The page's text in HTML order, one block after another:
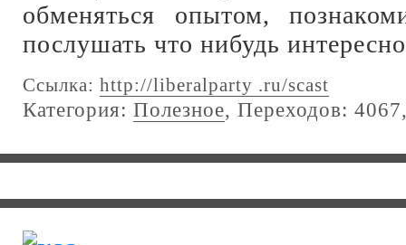
обменяться опытом,
послушать что нибудь
Ссылка: http://liberalparty .ru/scast
Категория: Полезное, Переходов: